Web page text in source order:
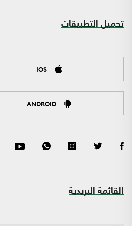
تحميل التطبيقات
IOS
ANDROID
القائمة البريدية